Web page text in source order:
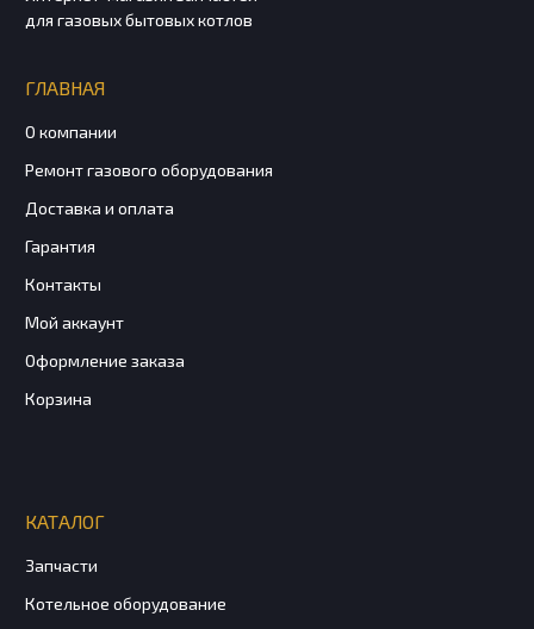
для газовых бытовых котлов
ГЛАВНАЯ
О компании
Ремонт газового оборудования
Доставка и оплата
Гарантия
Контакты
Мой аккаунт
Оформление заказа
Корзина
КАТАЛОГ
Запчасти
Котельное оборудование